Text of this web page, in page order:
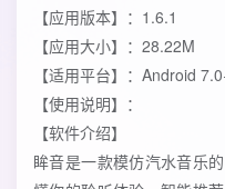
【应用版本】：1.6.1
【应用大小】：28.22M
【适用平台】：Android
【使用说明】：
【软件介绍】
眸音是一款模仿汽水音乐